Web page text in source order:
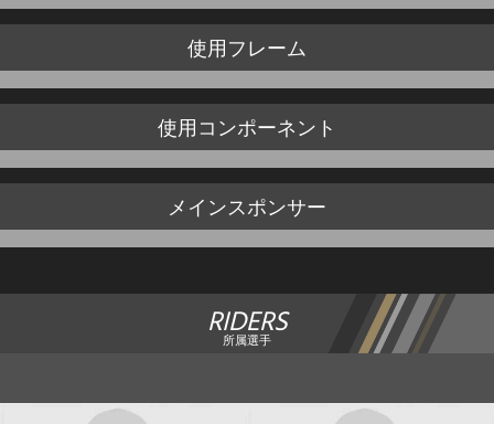
使用フレーム
使用コンポーネント
メインスポンサー
RIDERS
所属選手